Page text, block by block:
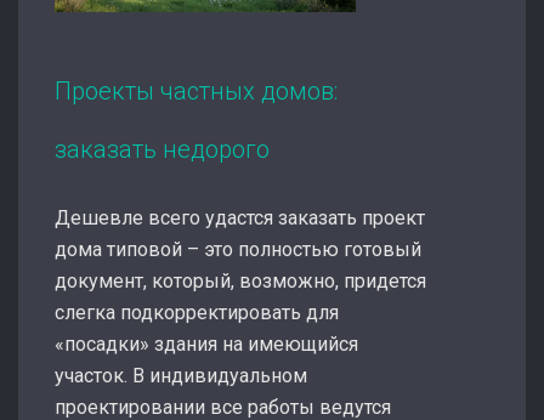
Проекты частных домов:
заказать недорого
Дешевле всего удастся заказать проект
дома типовой – это полностью готовый
документ, который, возможно, придется
слегка подкорректировать для
«посадки» здания на имеющийся
участок. В индивидуальном
проектировании все работы ведутся